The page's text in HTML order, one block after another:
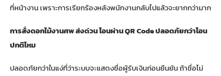
ที่หน้างาน เพราะการเรียกร้องหลังพนักงานกลับไปแล้วจะยากกว่ามาก
การสั่งดอกไม้งานศพ ส่งด่วน โอนผ่าน QR Code ปลอดภัยกว่าโอน
ปกติไหม
ปลอดภัยกว่าในแง่ที่ว่าระบบจะแสดงชื่อผู้รับเงินก่อนยืนยัน ถ้าชื่อไม่